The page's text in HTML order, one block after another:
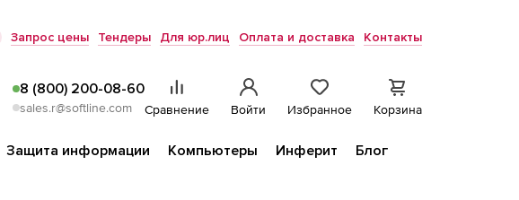
Запрос цены Тендеры Для юр.лиц Оплата и доставка Контакты
8 (800) 200-08-60
sales.r@softline.com Сравнение Войти Избранное Корзина
Защита информации Компьютеры Инферит
Блог